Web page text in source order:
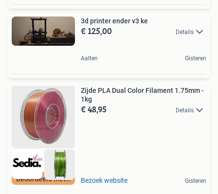
3d printer ender v3 ke
€ 125,00 Details
Aalten Gisteren
Beoordeeld met 9+
Zijde PLA Dual Color Filament 1.75mm -
1kg
€ 48,95 Details
Bezoek website Gisteren